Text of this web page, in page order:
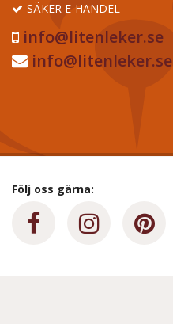
SÄKER E-HANDEL
info@litenleker.se
info@litenleker.se
Följ oss gärna: